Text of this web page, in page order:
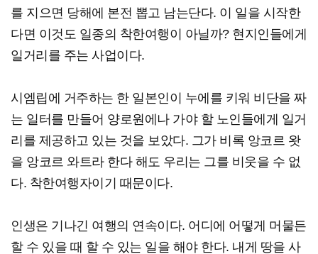
를 지으면 당해에 본전 뽑고 남는단다. 이 일을 시작한
다면 이것도 일종의 착한여행이 아닐까? 현지인들에게
일거리를 주는 사업이다.
시엠립에 거주하는 한 일본인이 누에를 키워 비단을 짜
는 일터를 만들어 양로원에나 가야 할 노인들에게 일거
리를 제공하고 있는 것을 보았다. 그가 비록 앙코르 왓
을 앙코르 와트라 한다 해도 우리는 그를 비웃을 수 없
다. 착한여행자이기 때문이다.
인생은 기나긴 여행의 연속이다. 어디에 어떻게 머물든
할 수 있을 때 할 수 있는 일을 해야 한다. 내게 땅을 사